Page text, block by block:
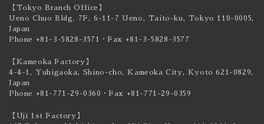
【Tokyo Branch Office】
Ueno Chuo Bldg. 7F, 6-11-7 Ueno, Taito-ku, Tokyo 110-0005,
Japan
Phone +81-3-5828-3571
・Fax +81-3-5828-3577
【Kameoka Factory】
4-4-1, Yuhigaoka, Shino-cho, Kameoka City, Kyoto 621-0829,
Japan
Phone +81-771-29-0360 ・Fax +81-771-29-0359
【Uji 1st Factory】